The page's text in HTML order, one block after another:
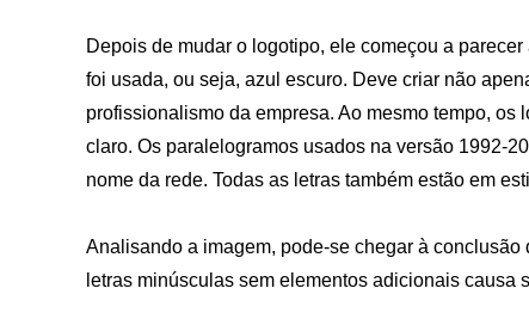
Depois de mudar o logotipo, ele começou a
foi usada, ou seja, azul escuro. Deve criar não
profissionalismo da empresa. Ao mesmo tempo,
claro. Os paralelogramos usados ​​na versão 1992-
nome da rede. Todas as letras também estão em
Analisando a imagem, pode-se chegar à
letras minúsculas sem elementos adicionais causa